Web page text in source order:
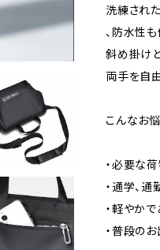
洗練され
、防水性
斜め掛け
両手を自
こんなお
・必要な
・通学、
・軽やか
・普段の